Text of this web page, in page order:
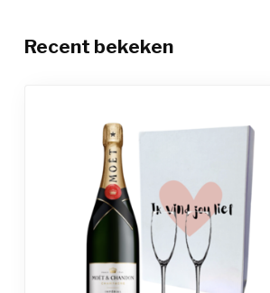
Recent bekeken